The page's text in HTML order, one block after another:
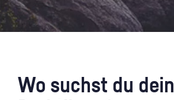
Wo suchst du dein